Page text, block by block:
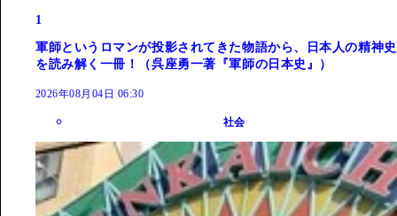
1
軍師というロマンが投影されてきた物語から、日本人の精神史
を読み解く一冊！（呉座勇一著『軍師の日本史』）
2026年08月04日 06:30
社会